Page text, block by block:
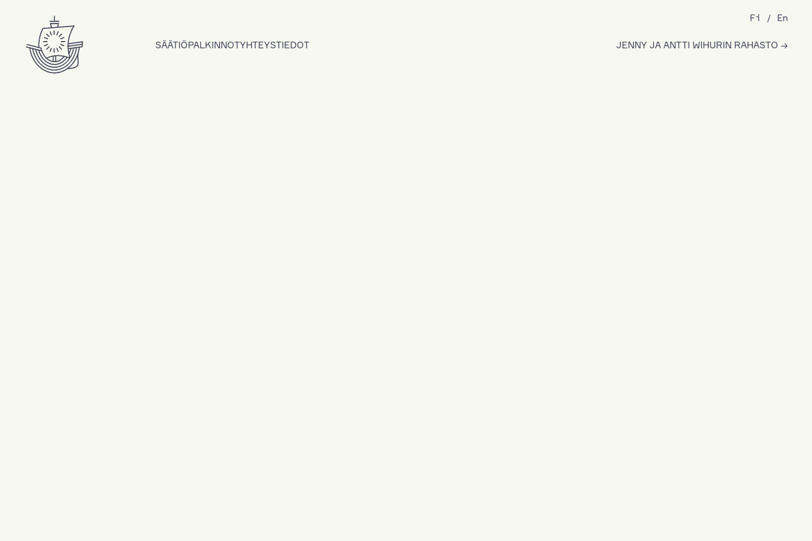
SÄÄTIÖPALKINNOTYHTEYSTIEDOT JENNY JA ANTTI WIHURIN RAHASTO
Fi En